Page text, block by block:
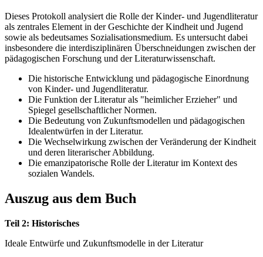
Dieses Protokoll analysiert die Rolle der Kinder- und Jugendliteratur
als zentrales Element in der Geschichte der Kindheit und Jugend
sowie als bedeutsames Sozialisationsmedium. Es untersucht dabei
insbesondere die interdisziplinären Überschneidungen zwischen der
pädagogischen Forschung und der Literaturwissenschaft.
Die historische Entwicklung und pädagogische Einordnung
von Kinder- und Jugendliteratur.
Die Funktion der Literatur als "heimlicher Erzieher" und
Spiegel gesellschaftlicher Normen.
Die Bedeutung von Zukunftsmodellen und pädagogischen
Idealentwürfen in der Literatur.
Die Wechselwirkung zwischen der Veränderung der Kindheit
und deren literarischer Abbildung.
Die emanzipatorische Rolle der Literatur im Kontext des
sozialen Wandels.
Auszug aus dem Buch
Teil 2: Historisches
Ideale Entwürfe und Zukunftsmodelle in der Literatur